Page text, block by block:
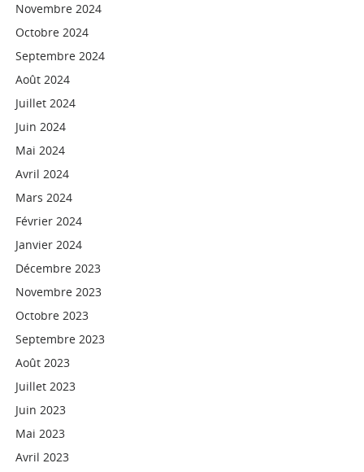
Novembre 2024
Octobre 2024
Septembre 2024
Août 2024
Juillet 2024
Juin 2024
Mai 2024
Avril 2024
Mars 2024
Février 2024
Janvier 2024
Décembre 2023
Novembre 2023
Octobre 2023
Septembre 2023
Août 2023
Juillet 2023
Juin 2023
Mai 2023
Avril 2023